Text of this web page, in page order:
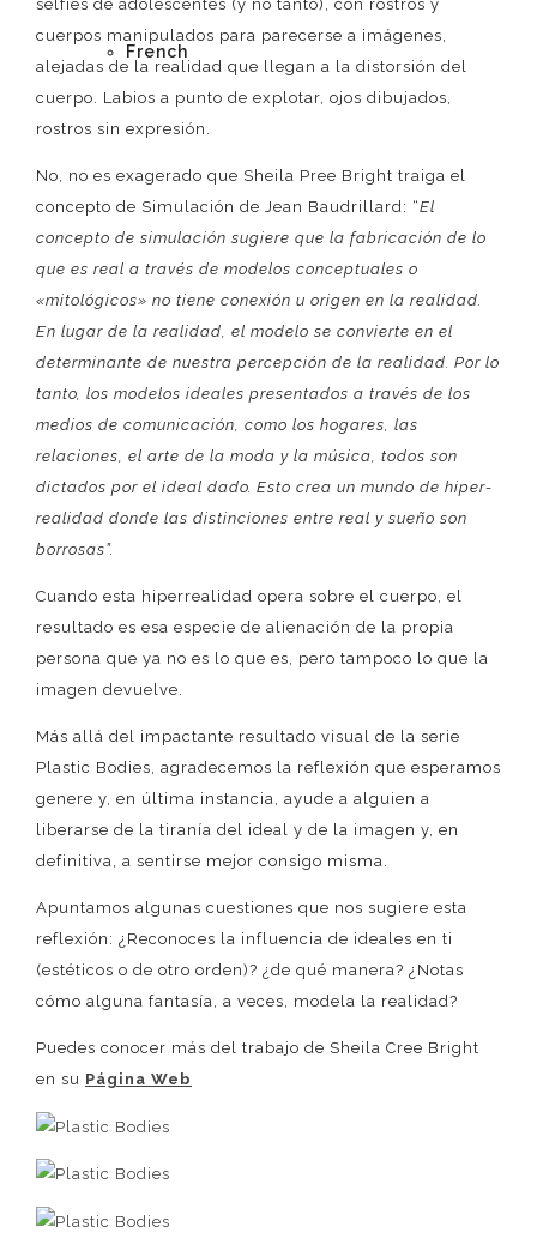
French
selfies de adolescentes (y no tanto), con rostros y
cuerpos manipulados para parecerse a imágenes,
alejadas de la realidad que llegan a la distorsión del
cuerpo. Labios a punto de explotar, ojos dibujados,
rostros sin expresión.
No, no es exagerado que Sheila Pree Bright traiga el
concepto de Simulación de Jean Baudrillard: “El
concepto de simulación sugiere que la fabricación de lo
que es real a través de modelos conceptuales o
«mitológicos» no tiene conexión u origen en la realidad.
En lugar de la realidad, el modelo se convierte en el
determinante de nuestra percepción de la realidad. Por lo
tanto, los modelos ideales presentados a través de los
medios de comunicación, como los hogares, las
relaciones, el arte de la moda y la música, todos son
dictados por el ideal dado. Esto crea un mundo de hiper-
realidad donde las distinciones entre real y sueño son
borrosas”.
Cuando esta hiperrealidad opera sobre el cuerpo, el
resultado es esa especie de alienación de la propia
persona que ya no es lo que es, pero tampoco lo que la
imagen devuelve.
Más allá del impactante resultado visual de la serie
Plastic Bodies, agradecemos la reflexión que esperamos
genere y, en última instancia, ayude a alguien a
liberarse de la tiranía del ideal y de la imagen y, en
definitiva, a sentirse mejor consigo misma.
Apuntamos algunas cuestiones que nos sugiere esta
reflexión: ¿Reconoces la influencia de ideales en ti
(estéticos o de otro orden)? ¿de qué manera? ¿Notas
cómo alguna fantasía, a veces, modela la realidad?
Puedes conocer más del trabajo de Sheila Cree Bright
en su Página Web